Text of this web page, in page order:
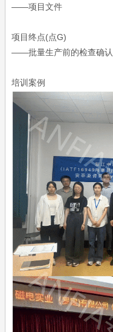
——项目文件
项目终点(点G)
——批量生产前的检查确认
培训案例